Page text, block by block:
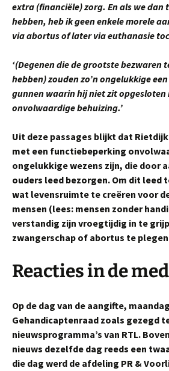
extra (financiële) zorg. En als we dan
hebben, heb ik geen enkele morele
via abortus of later via euthanasie
‘(Degenen die de grootste bezwaren
hebben) zouden zo’n ongelukkige
gunnen waarin hij niet zit opgesloten
onvolwaardige behuizing.’
Uit deze passages blijkt dat
met een functiebeperking
ongelukkige wezens zijn, die door
ouders leed bezorgen. Om dit leed
wat levensruimte te creëren voor
mensen (lees: mensen zonder
verstandig zijn vroegtijdig in te
zwangerschap of abortus te
Reacties in de
Op de dag van de aangifte,
Gehandicaptenraad zoals gezegd
nieuwsprogramma’s van RTL.
nieuws dezelfde dag reeds een
die dag werd de afdeling PR &